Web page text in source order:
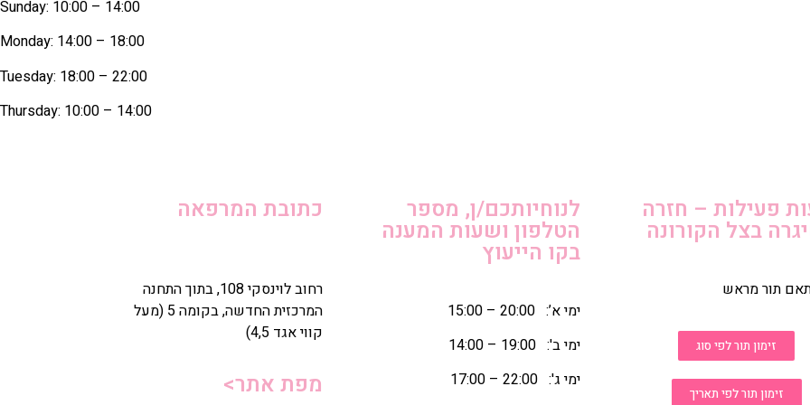
Sunday: 10:00 – 14:00
Monday: 14:00 – 18:00
Tuesday: 18:00 – 22:00
Thursday: 10:00 – 14:00
פעילות – חזרה
בצל הקורונה
תור מראש
זימון תור לפי סוג
זימון תור לפי תאריך
לנוחיותכם/ן, מספר
הטלפון ושעות המענה
בקו הייעוץ
ימי א’: 20:00 – 15:00
ימי ב': 19:00 – 14:00
ימי ג': 22:00 – 17:00
כתובת המרפאה
רחוב לוינסקי 108, בתוך התחנה
המרכזית החדשה, בקומה 5 (מעל
קווי אגד 4,5)
מפת אתר>